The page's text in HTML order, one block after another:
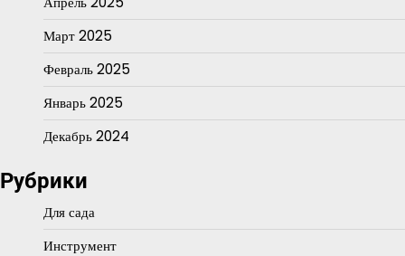
Март 2025
Февраль 2025
Январь 2025
Декабрь 2024
Рубрики
Для сада
Инструмент